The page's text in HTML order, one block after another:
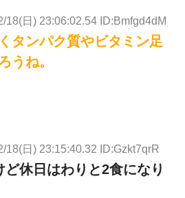
18(日) 23:06:02.54 ID:Bmfgd4dM
タンパク質やビタミン足
うね。
18(日) 23:15:40.32 ID:Gzkt7qrR
休日はわりと2食になり